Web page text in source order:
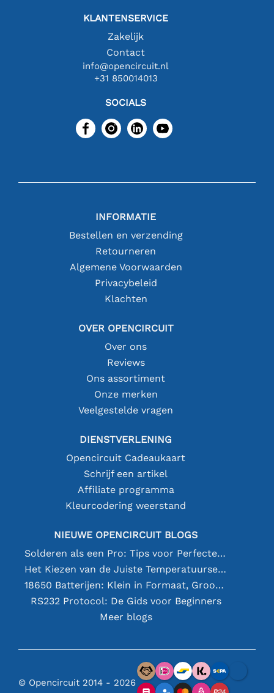
KLANTENSERVICE
Zakelijk
Contact
info@opencircuit.nl
+31 850014013
SOCIALS
INFORMATIE
Bestellen en verzending
Retourneren
Algemene Voorwaarden
Privacybeleid
Klachten
OVER OPENCIRCUIT
Over ons
Reviews
Ons assortiment
Onze merken
Veelgestelde vragen
DIENSTVERLENING
Opencircuit Cadeaukaart
Schrijf een artikel
Affiliate programma
Kleurcodering weerstand
NIEUWE OPENCIRCUIT BLOGS
Solderen als een Pro: Tips voor Perfecte Elektronische Verbindingen
Het Kiezen van de Juiste Temperatuursensor [youtube]
18650 Batterijen: Klein in Formaat, Groot in Prestatie
RS232 Protocol: De Gids voor Beginners
Meer blogs
© Opencircuit 2014 - 2026